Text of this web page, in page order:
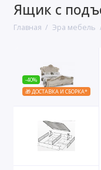
Ящик с
Главная Эра мебель
-40%
🎁 ДОСТАВКА И СБОРКА*